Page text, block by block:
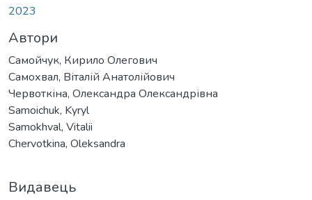
2023
Автори
Самойчук, Кирило Олегович
Самохвал, Віталій Анатолійович
Червоткіна, Олександра Олександрівна
Samoichuk, Kyryl
Samokhval, Vitalii
Chervotkina, Oleksandra
Видавець